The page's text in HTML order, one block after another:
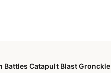
Battles Catapult Blast Gronckle